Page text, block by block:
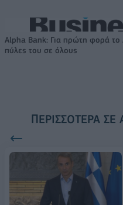
Alpha Bank: Για πρώτη φορά το
πύλες του σε όλους
ΠΕΡΙΣΣΌΤΕΡΑ